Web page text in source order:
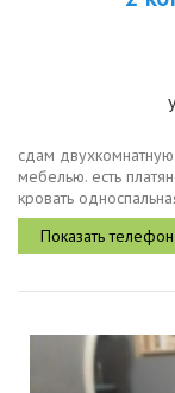
сдам двухкомнатную
мебелью. есть
кровать
водонагреватель,